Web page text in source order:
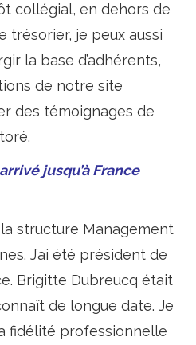
collégial, en dehors de
trésorier, je peux aussi
la base d’adhérents,
de notre site
des témoignages de
jusqu’à France
structure Management
J’ai été président de
Brigitte Dubreucq était
de longue date. Je
fidélité professionnelle